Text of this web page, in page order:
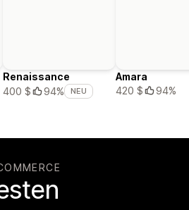
Renaissance
400 $
94% NEU
Amara
420 $
94%